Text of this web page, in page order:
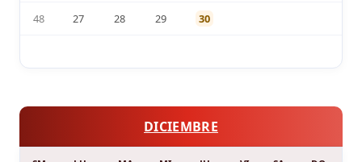
48 27 28 29 30
DICIEMBRE